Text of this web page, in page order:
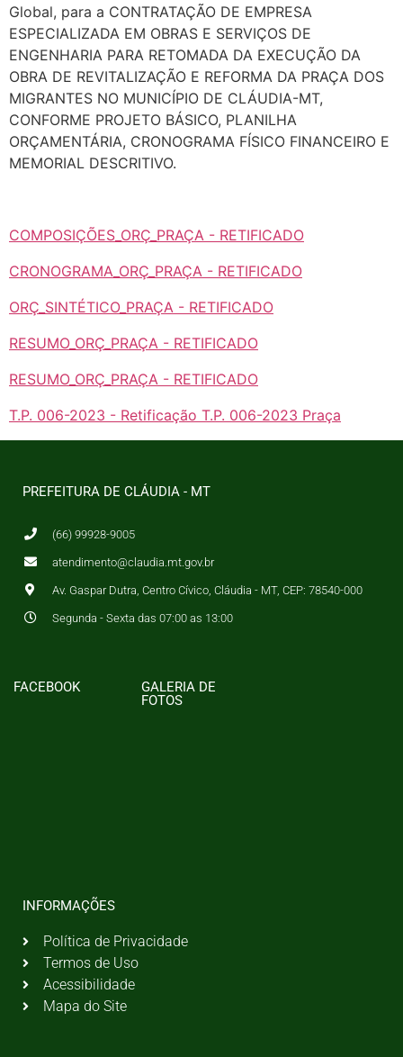
Global, para a CONTRATAÇÃO DE EMPRESA
ESPECIALIZADA EM OBRAS E SERVIÇOS DE
ENGENHARIA PARA RETOMADA DA EXECUÇÃO DA
OBRA DE REVITALIZAÇÃO E REFORMA DA PRAÇA DOS
MIGRANTES NO MUNICÍPIO DE CLÁUDIA-MT,
CONFORME PROJETO BÁSICO, PLANILHA
ORÇAMENTÁRIA, CRONOGRAMA FÍSICO FINANCEIRO E
MEMORIAL DESCRITIVO.
COMPOSIÇÕES_ORÇ_PRAÇA - RETIFICADO
CRONOGRAMA_ORÇ_PRAÇA - RETIFICADO
ORÇ_SINTÉTICO_PRAÇA - RETIFICADO
RESUMO_ORÇ_PRAÇA - RETIFICADO
RESUMO_ORÇ_PRAÇA - RETIFICADO
T.P. 006-2023 - Retificação T.P. 006-2023 Praça
PREFEITURA DE CLÁUDIA - MT
(66) 99928-9005
atendimento@claudia.mt.gov.br
Av. Gaspar Dutra, Centro Cívico, Cláudia - MT, CEP: 78540-000
Segunda - Sexta das 07:00 as 13:00
FACEBOOK
GALERIA DE
FOTOS
INFORMAÇÕES
Política de Privacidade
Termos de Uso
Acessibilidade
Mapa do Site